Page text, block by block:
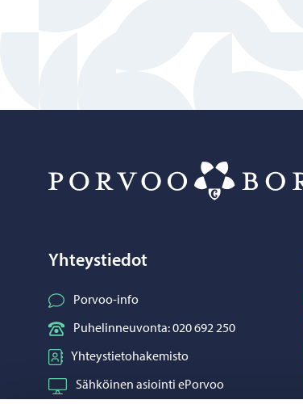
Yhteystiedot
Porvoo-info
Puhelinneuvonta: 020 692 250
Yhteystietohakemisto
Sähköinen asiointi ePorvoo